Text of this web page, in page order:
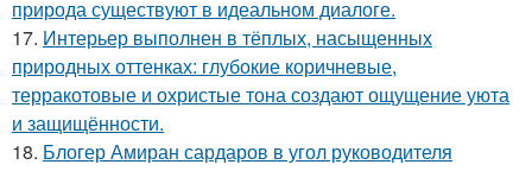
природа существуют в идеальном диалоге.
17. Интерьер выполнен в тёплых, насыщенных
природных оттенках: глубокие коричневые,
терракотовые и охристые тона создают ощущение уюта
и защищённости.
18. Блогер Амиран сардаров в угол руководителя